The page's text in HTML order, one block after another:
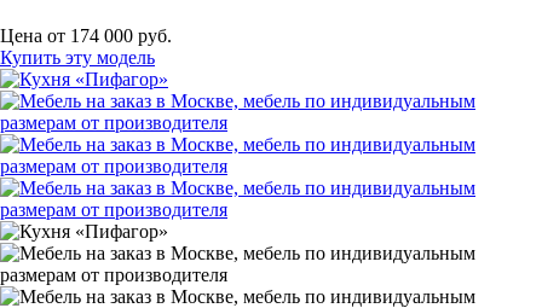
Цена от 174 000 руб.
Купить эту модель